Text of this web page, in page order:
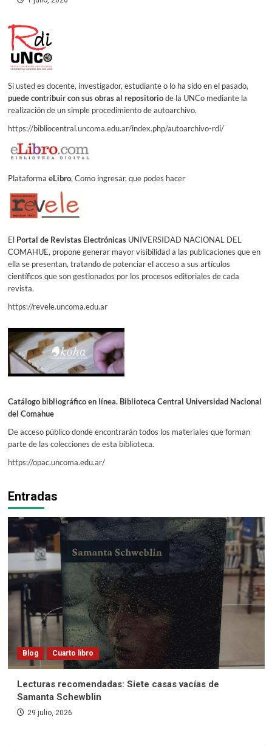
Si usted es docente, investigador, estudiante o lo ha sido en el pasado,
puede contribuir con sus obras al repositoriode la UNCo mediante la
realización de un simple procedimiento de autoarchivo.
https://bibliocentral.uncoma.edu.ar/index.php/autoarchivo-rdi/
Plataforma eLibro, Como ingresar, que podes hacer
El Portal de Revistas ElectrónicasUNIVERSIDAD NACIONAL DEL
COMAHUE, propone generar mayor visibilidad a las publicaciones que en
ella se presentan, tratando de potenciar el acceso a sus artículos
científicos que son gestionados por los procesos editoriales de cada
revista.
https://revele.uncoma.edu.ar
Catálogo bibliográfico en línea. Biblioteca Central Universidad Nacional
del Comahue
De acceso público donde encontrarán todos los materiales que forman
parte de las colecciones de esta biblioteca.
https://opac.uncoma.edu.ar/
Entradas
Blog Cuarto libro
Lecturas recomendadas: Siete casas vacías de
Samanta Schewblin
29 julio, 2026